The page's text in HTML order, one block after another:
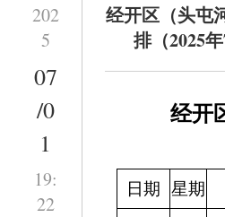
202
5
07
/0
1
19:
22
经开区（头屯
排（2025
经开
日期 星期